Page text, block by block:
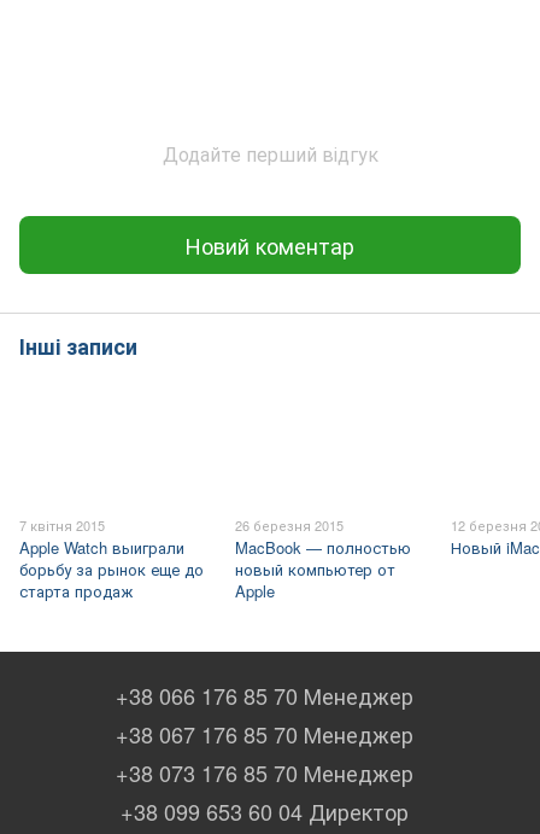
Додайте перший відгук
Новий коментар
Інші записи
7 квітня 2015
Apple Watch выиграли
борьбу за рынок еще до
старта продаж
26 березня 2015
MacBook — полностью
новый компьютер от
Apple
12 березня
Новый
+38 066 176 85 70 Менеджер
+38 067 176 85 70 Менеджер
+38 073 176 85 70 Менеджер
+38 099 653 60 04 Директор